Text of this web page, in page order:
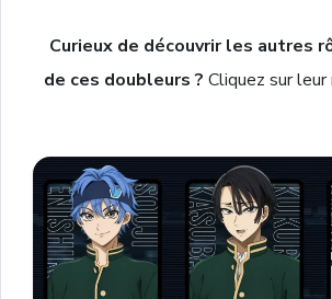
Curieux de découvrir les autres
de ces doubleurs ? Cliquez sur